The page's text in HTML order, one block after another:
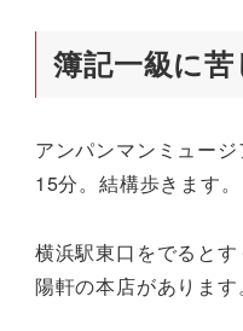
簿記一級に
アンパンマンミュー
15分。結構歩きます。
横浜駅東口をでると
陽軒の本店があります